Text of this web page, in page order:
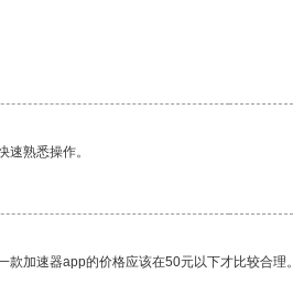
熟悉操作。
加速器app的价格应该在50元以下才比较合理。